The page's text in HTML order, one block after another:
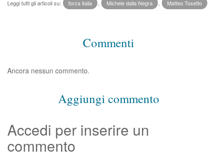
Leggi tutti gli articoli su: forza italia Michele dalla Negra Matteo Tosetto
Commenti
Ancora nessun commento.
Aggiungi commento
Accedi per inserire un
commento